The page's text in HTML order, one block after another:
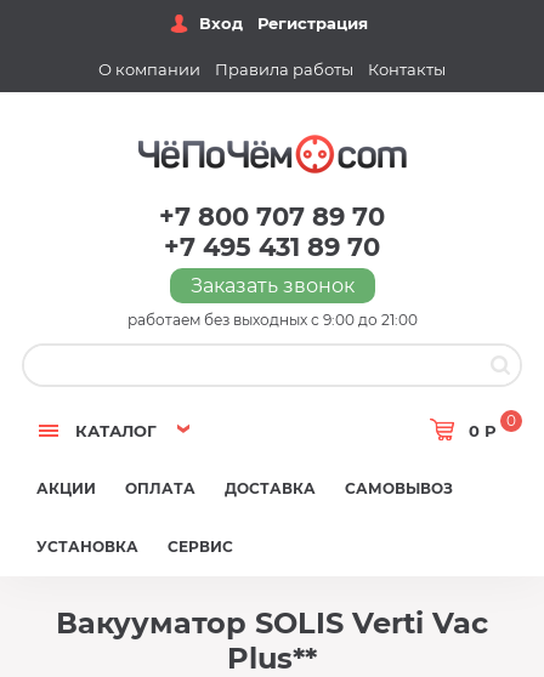
Вход Регистрация
О компании Правила работы Контакты
+7 800 707 89 70
+7 495 431 89 70
Заказать звонок
работаем без выходных с 9:00 до 21:00
КАТАЛОГ 0 Р
0
АКЦИИ ОПЛАТА ДОСТАВКА САМОВЫВОЗ
УСТАНОВКА СЕРВИС
Вакууматор SOLIS Verti Vac
Plus**